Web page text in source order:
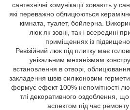
сантехнічні комунікації ховають у
які переважно облицюються
кімната, туалет, бойлерна.
люк як зовні, так і всередині
приміщеннях із
Ревізійний люк під плитку має
унікальним механізмам
встановлення в отворі,
закладення швів силіконовим
формує ефект 100% непомітності
тлі декоративного оздоблення,
аспектом під час